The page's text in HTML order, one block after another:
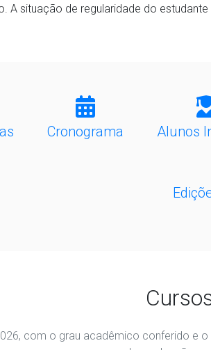
A situação de regularidade do
Cronograma Alunos
com o grau acadêmico conferido e